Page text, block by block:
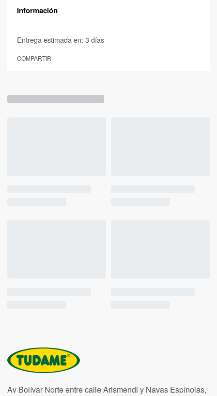
Información
Entrega estimada en: 3 días
COMPARTIR
Av Bolívar Norte entre calle Arismendi y Navas Espínolas,